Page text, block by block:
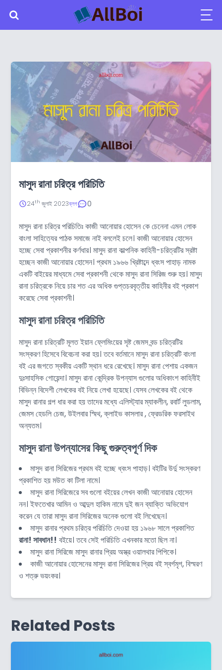
মাসুদ রানা চরিত্র পরিচিতি
24th জুলাই 2023ব্লগ 0
মাসুদ রানা চরিত্র পরিচিতিঃ কাজী আনোয়ার হোসেন কে চেনেনা এমন লোক
বাংলা সাহিত্যের পাঠক সমাজে নাই বললেই চলে। কাজী আনোয়ার হোসেন
হচ্ছে সেবা প্রকাশনীর কর্ণধার। মাসুদ রানা কাল্পনিক কাহিনী-চরিত্রটির স্রষ্টা
হচ্ছেন কাজী আনোয়ার হোসেন। প্রথম ১৯৬৬ খ্রিষ্টাব্দে ধ্বংস পাহাড় নামক
একটি বাইয়ের মাধ্যমে সেবা প্রকাশনী থেকে মাসুদ রানা সিরিজ শুরু হয়। মাসুদ
রানা চরিত্রকে নিয়ে চার শত এর অধিক গুপ্তচরবৃত্তীয় কাহিনীর বই প্রকাশ
করেছে সেবা প্রকাশনী।
মাসুদ রানা চরিত্র পরিচিতি
মাসুদ রানা চরিত্রটি মূলত ইয়ান ফ্লেমিংয়ের সৃষ্ট জেমস বন্ড চরিত্রটির
সংস্করণ হিসেবে বিবেচনা করা হয়। তবে বর্তমানে মাসুদ রানা চরিত্রটি বাংলা
বই এর জগতে স্বকীয় একটি স্থান ধরে রেখেছে। মাসুদ রানা পেশায় একজন
দুঃসাহসিক গোয়েন্দা। মাসুদ রানা কেন্দ্রিক উপন্যাস গুলোর অধিকাংশ কাহিনীই
বিভিন্ন বিদেশী লেখকের বই নিয়ে লেখা হয়েছে। যেসব লেখকের বই থেকে
মাসুদ রানার গল্প ধার করা হয় তাদের মধ্যে এলিস্ট্যার ম্যাকলীন, রবার্ট লুডলাম,
জেমস হেডলি চেজ, উইলবার স্মিথ, ক্লাইভ কাসলার , ফ্রেডরিক ফরসাইথ
অন্যতম।
মাসুদ রানা উপন্যাসের কিছু গুরুত্বপূর্ণ দিক
মাসুদ রানা সিরিজের প্রথম বই হচ্ছে ধ্বংস পাহাড়। বইটির উর্দু সংস্করণ
প্রকাশিত হয় মউত কা টিলা নামে।
মাসুদ রানা সিরিজেরে সব গুলো বইয়ের লেখন কাজী আনোয়ার হোসেন
নন। ইফতেখার আমিন ও আব্দুল হাকিম নামে দুই জন ব্যাক্তি অভিযোগ
করেন যে তারা মাসুদ রানা সিরিজের অনেক গুলো বই লিখেছেন।
মাসুদ রানার প্রথম চরিত্র পরিচিতি দেওয়া হয় ১৯৬৮ সালে প্রকাশিত
রানা! সাবধান!! বইয়ে। তবে সেই পরিচিতি এখনকার মতো ছিল না।
মাসুদ রানা সিরিজে মাসুদ রানার প্রিয় অস্ত্র ওয়ালথার পিপিকে।
কাজী আনোয়ার হোসেনের মাসুদ রানা সিরিজের প্রিয় বই স্বর্গমৃগ, বিস্মরণ
ও শত্রু ভয়ংকর।
Related Posts